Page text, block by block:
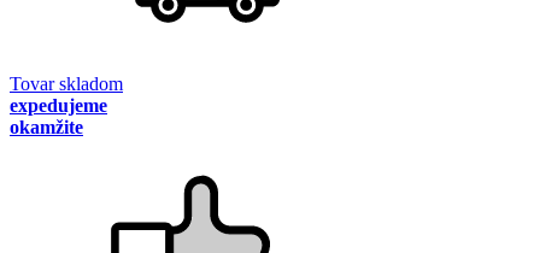
Tovar skladom
expedujeme
okamžite